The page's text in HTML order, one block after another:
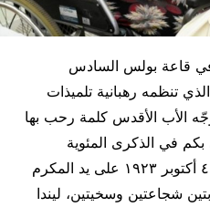
في قاعة بولس السادس
تنظمه رهبانية تلميذات
الأب الأقدس كلمة رحب بها
في الذكرى المئوية
لتأسيس الرهبانية، الذي تمَّ في ٤ أكتوبر ١٩٢٣ على يد المكرم
شجاعتين وسخيتين، ليندا